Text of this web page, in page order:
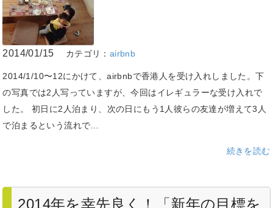
2014/01/15 カテゴリ： airbnb
2014/1/10〜12にかけて、airbnbで香港人を受け入れしました。下
の写真では2人写っていますが、今回はイレギュラーな受け入れで
した。 初日に2人泊まり、次の日にもう1人彼らの友達が増えて3人
で泊まるという流れで…
続きを読む
2014年を幸先良く！「新年の目標を